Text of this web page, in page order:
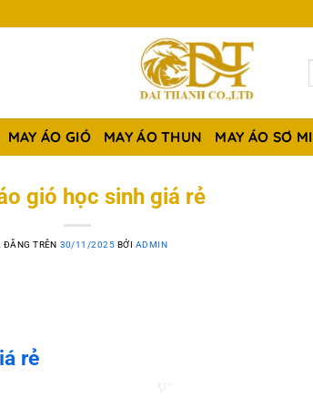
MAY ÁO GIÓ MAY ÁO THUN MAY ÁO SƠ MI
gió học sinh giá rẻ
ĐĂNG TRÊN 30/11/2025 BỞI ADMIN
rẻ